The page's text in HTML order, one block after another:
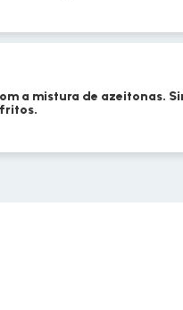
a mistura de azeitonas.